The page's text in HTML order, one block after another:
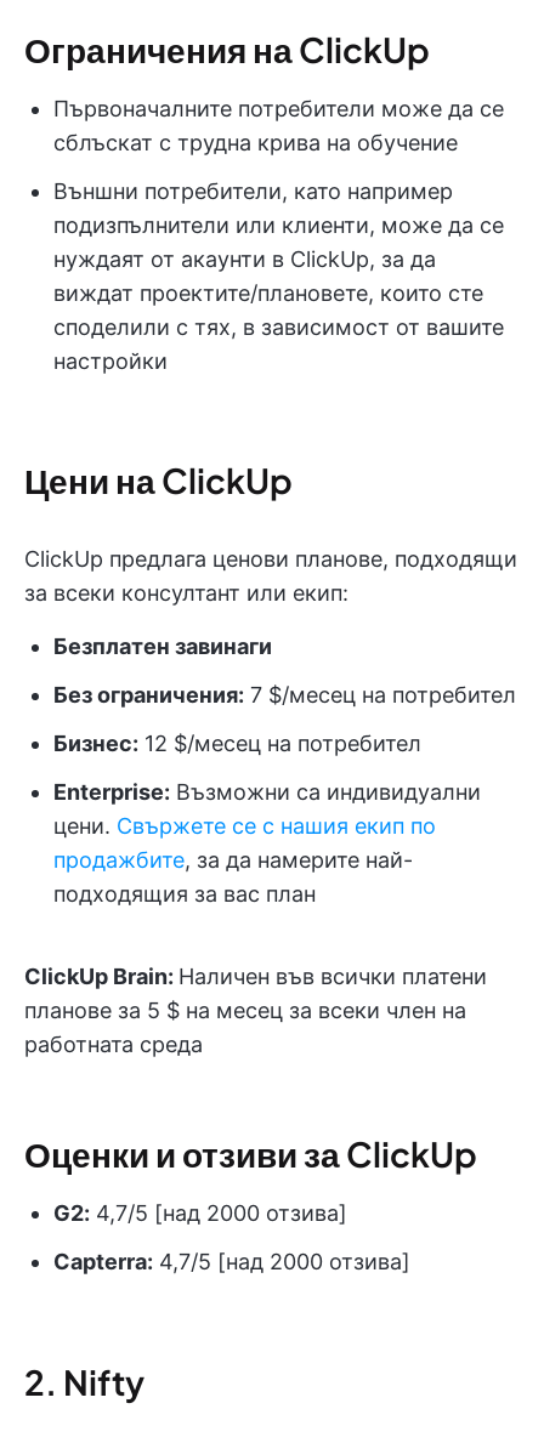
Ограничения на ClickUp
Първоначалните потребители може да се
сблъскат с трудна крива на обучение
Външни потребители, като например
подизпълнители или клиенти, може да се
нуждаят от акаунти в ClickUp, за да
виждат проектите/плановете, които сте
споделили с тях, в зависимост от вашите
настройки
Цени на ClickUp
ClickUp предлага ценови планове, подходящи
за всеки консултант или екип:
Безплатен завинаги
Без ограничения: 7 $/месец на потребител
Бизнес: 12 $/месец на потребител
Enterprise: Възможни са индивидуални
цени. Свържете се с нашия екип по
продажбите, за да намерите най-
подходящия за вас план
ClickUp Brain: Наличен във всички платени
планове за 5 $ на месец за всеки член на
работната среда
Оценки и отзиви за ClickUp
G2: 4,7/5 [над 2000 отзива]
Capterra: 4,7/5 [над 2000 отзива]
2. Nifty